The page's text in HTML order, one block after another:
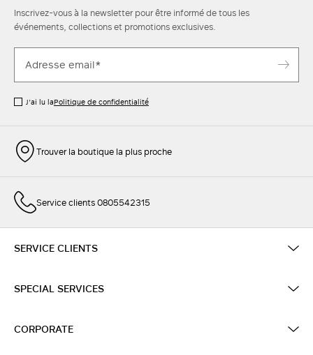
Inscrivez-vous à la newsletter pour être informé de tous les
événements, collections et promotions exclusives.
J’ai lu laPolitique de confidentialité
Trouver la boutique la plus proche
Service clients 0805542315
SERVICE CLIENTS
SPECIAL SERVICES
CORPORATE